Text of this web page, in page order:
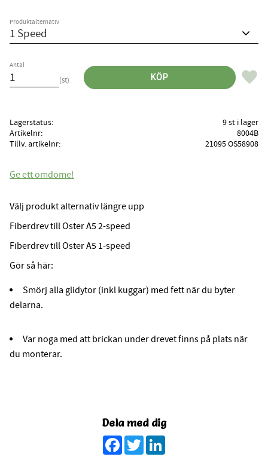
Produktalternativ
Antal
st KÖP Lägg
Lagerstatus
9 st i lager
Artikelnr
8004B
Tillv. artikelnr
21095 OS58908
Ge ett omdöme!
Välj produkt alternativ längre upp
Fiberdrev till Oster A5 2-speed
Fiberdrev till Oster A5 1-speed
Gör så här:
Smörj alla glidytor (inkl kuggar) med fett när du byter
delarna.
Var noga med att brickan under drevet finns på plats när
du monterar.
Dela med dig
Facebook
Twitter